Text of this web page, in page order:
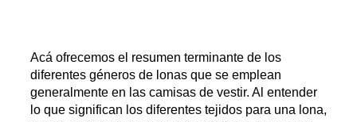
Acá ofrecemos el resumen terminante de los
diferentes géneros de lonas que se emplean
generalmente en las camisas de vestir. Al entender
lo que significan los diferentes tejidos para una lona,